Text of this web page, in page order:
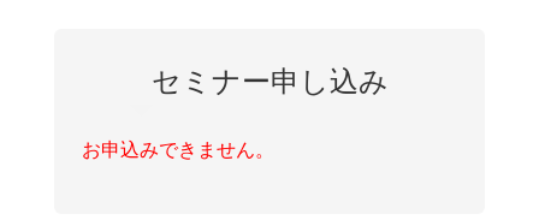
セミナー申し込み
お申込みできません。